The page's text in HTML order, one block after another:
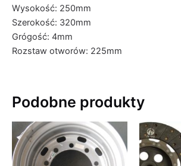
Wysokość: 250mm
Szerokość: 320mm
Grógość: 4mm
Rozstaw otworów: 225mm
Podobne produkty